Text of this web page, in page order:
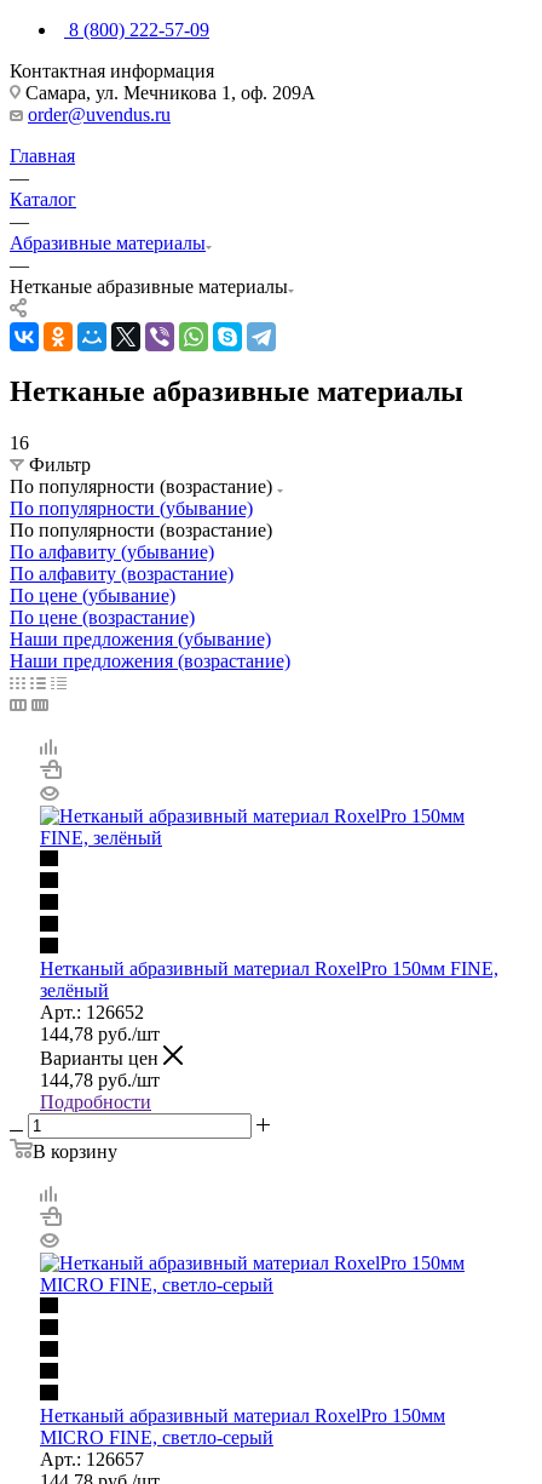
8 (800) 222-57-09
Контактная информация
Самара, ул. Мечникова 1, оф. 209А
order@uvendus.ru
Главная
—
Каталог
—
Абразивные материалы
—
Нетканые абразивные материалы
Нетканые абразивные материалы
16
Фильтр
По популярности (возрастание)
По популярности (убывание)
По популярности (возрастание)
По алфавиту (убывание)
По алфавиту (возрастание)
По цене (убывание)
По цене (возрастание)
Наши предложения (убывание)
Наши предложения (возрастание)
Нетканый абразивный материал RoxelPro 150мм FINE,
зелёный
Арт.: 126652
144,78 руб./шт
Варианты цен
144,78 руб./шт
Подробности
В корзину
Нетканый абразивный материал RoxelPro 150мм
MICRO FINE, светло-серый
Арт.: 126657